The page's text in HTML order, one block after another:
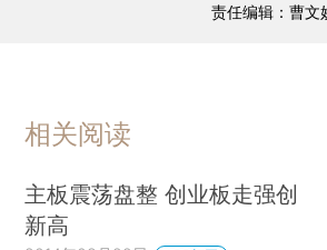
责任编辑：曹文
相关阅读
主板震荡盘整 创业板走强创
新高